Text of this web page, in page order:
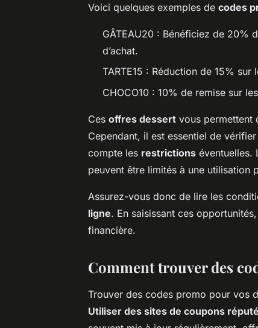
Voici quelques exemples de codes
GÂTEAU20 : Bénéficiez de 20%
d’achat.
TARTE15 : Réduction de 15%
CHOCO10 : 10% de remise sur
Ces offres dessert vous permettent
Cependant, il est essentiel de vérifier
compte les restrictions éventuelles.
peuvent être limités à une utilisation
Assurez-vous donc de lire les
ligne. En saisissant ces
financière.
Comment trouver des
Trouver des codes promo pour vos
Utiliser des sites de coupons